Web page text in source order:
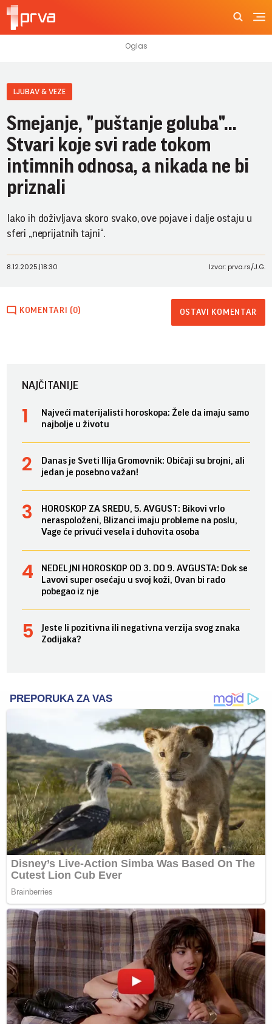
LJUBAV & VEZE
Smejanje, "puštanje goluba"...
Stvari koje svi rade tokom
intimnih odnosa, a nikada ne bi
priznali
Iako ih doživljava skoro svako, ove pojave i dalje ostaju u
sferi „neprijatnih tajni“.
8.12.2025.|18:30 Izvor: prva.rs/J.G.
KOMENTARI (0) OSTAVI KOMENTAR
NAJČITANIJE
Najveći materijalisti horoskopa: Žele da imaju samo
najbolje u životu
Danas je Sveti Ilija Gromovnik: Običaji su brojni, ali
jedan je posebno važan!
HOROSKOP ZA SREDU, 5. AVGUST: Bikovi vrlo
neraspoloženi, Blizanci imaju probleme na poslu,
Vage će privući vesela i duhovita osoba
NEDELJNI HOROSKOP OD 3. DO 9. AVGUSTA: Dok se
Lavovi super osećaju u svoj koži, Ovan bi rado
pobegao iz nje
Jeste li pozitivna ili negativna verzija svog znaka
Zodijaka?